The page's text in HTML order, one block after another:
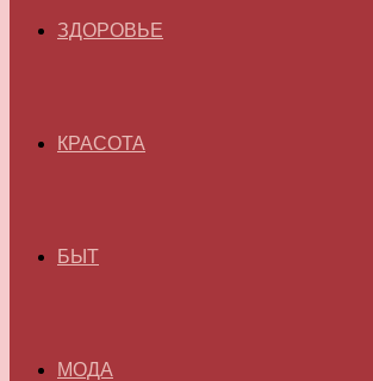
ЗДОРОВЬЕ
КРАСОТА
БЫТ
МОДА